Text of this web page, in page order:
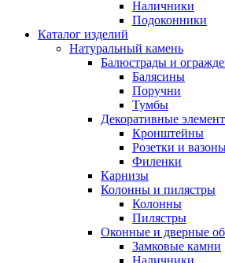
Наличники
Подоконники
Каталог изделий
Натуральный камень
Балюстрады и
Балясины
Поручни
Тумбы
Декоративные
Кронштейны
Розетки и
Филенки
Карнизы
Колонны и пилястры
Колонны
Пилястры
Оконные и дверные
Замковые камни
Наличники